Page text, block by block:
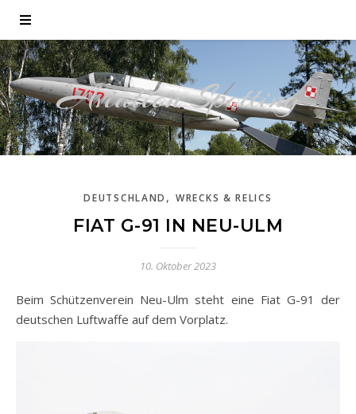
Aviation Spotting
DEUTSCHLAND ,WRECKS & RELICS
FIAT G-91 IN NEU-ULM
10. Oktober 2023
Beim Schützenverein Neu-Ulm steht eine Fiat G-91 der
deutschen Luftwaffe auf dem Vorplatz.